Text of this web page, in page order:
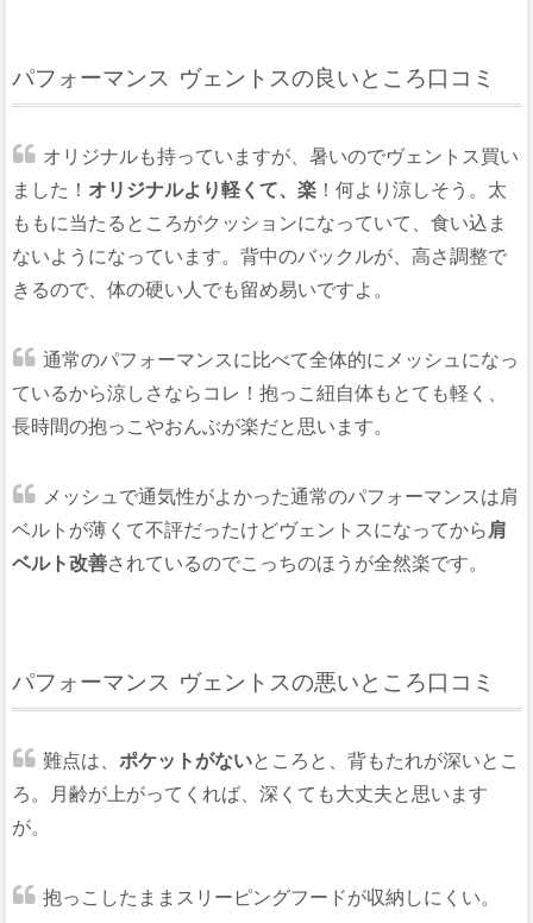
パフォーマンス ヴェントスの良いところ口コミ
オリジナルも持っていますが、暑いのでヴェントス買い
ました！ オリジナルより軽くて、楽 ！何より涼しそう。太
ももに当たるところがクッションになっていて、食い込ま
ないようになっています。背中のバックルが、高さ調整で
きるので、体の硬い人でも留め易いですよ。
通常のパフォーマンスに比べて全体的にメッシュになっ
ているから涼しさならコレ！抱っこ紐自体もとても軽く、
長時間の抱っこやおんぶが楽だと思います。
メッシュで通気性がよかった通常のパフォーマンスは肩
ベルトが薄くて不評だったけどヴェントスになってから 肩
ベルト改善されているのでこっちのほうが全然楽です。
パフォーマンス ヴェントスの悪いところ口コミ
難点は、 ポケットがないところと、背もたれが深いとこ
ろ。月齢が上がってくれば、深くても大丈夫と思います
が。
抱っこしたままスリーピングフードが収納しにくい。